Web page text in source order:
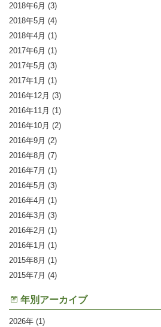
2018年6月 (3)
2018年5月 (4)
2018年4月 (1)
2017年6月 (1)
2017年5月 (3)
2017年1月 (1)
2016年12月 (3)
2016年11月 (1)
2016年10月 (2)
2016年9月 (2)
2016年8月 (7)
2016年7月 (1)
2016年5月 (3)
2016年4月 (1)
2016年3月 (3)
2016年2月 (1)
2016年1月 (1)
2015年8月 (1)
2015年7月 (4)
年別アーカイブ
2026
(1)